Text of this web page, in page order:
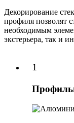
Декорирование
профиля позволят
необходимым
экстерьера, так и
1